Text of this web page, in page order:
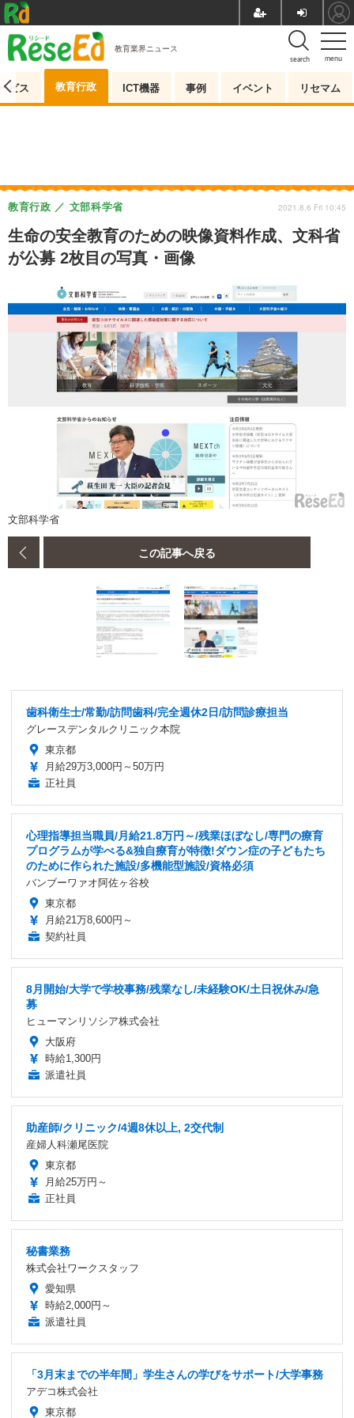
menu
search
教育業界ニュース
ビス 教育行政 ICT機器 事例 イベント リセマム
生命の安全教育のための映像資料作成、文科省
が公募 2枚目の写真・画像
教育行政 文部科学省 2021.8.6 Fri 10:45
文部科学省
この記事へ戻る
歯科衛生士/常勤/訪問歯科/完全週休2日/訪問診療担当
グレースデンタルクリニック本院
東京都
月給29万3,000円～50万円
正社員
心理指導担当職員/月給21.8万円～/残業ほぼなし/専門の療育
プログラムが学べる&独自療育が特徴!ダウン症の子どもたち
のために作られた施設/多機能型施設/資格必須
バンブーワァオ阿佐ヶ谷校
東京都
月給21万8,600円～
契約社員
8月開始/大学で学校事務/残業なし/未経験OK/土日祝休み/急
募
ヒューマンリソシア株式会社
大阪府
時給1,300円
派遣社員
助産師/クリニック/4週8休以上, 2交代制
産婦人科瀬尾医院
東京都
月給25万円～
正社員
秘書業務
株式会社ワークスタッフ
愛知県
時給2,000円～
派遣社員
「3月末までの半年間」学生さんの学びをサポート/大学事務
アデコ株式会社
東京都